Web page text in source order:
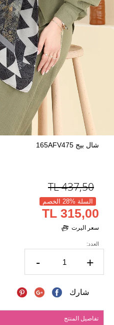
شال بيج 165AFV475
437,50
TL
السلة %28 الخصم
315,00 TL
سعر اليرت
العدد:
- +
شارك
تفاصيل المنتج